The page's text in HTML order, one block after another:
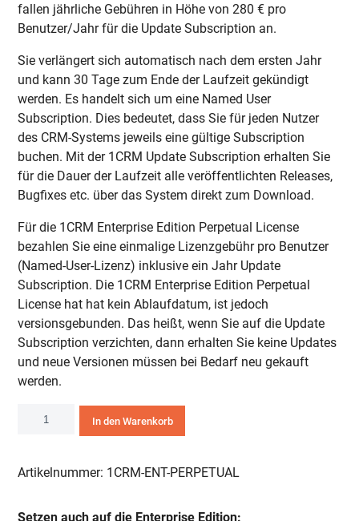
fallen jährliche Gebühren in Höhe von 280 € pro
Benutzer/Jahr für die Update Subscription an.
Sie verlängert sich automatisch nach dem ersten Jahr
und kann 30 Tage zum Ende der Laufzeit gekündigt
werden. Es handelt sich um eine Named User
Subscription. Dies bedeutet, dass Sie für jeden Nutzer
des CRM-Systems jeweils eine gültige Subscription
buchen. Mit der 1CRM Update Subscription erhalten Sie
für die Dauer der Laufzeit alle veröffentlichten Releases,
Bugfixes etc. über das System direkt zum Download.
Für die 1CRM Enterprise Edition Perpetual License
bezahlen Sie eine einmalige Lizenzgebühr pro Benutzer
(Named-User-Lizenz) inklusive ein Jahr Update
Subscription. Die 1CRM Enterprise Edition Perpetual
License hat hat kein Ablaufdatum, ist jedoch
versionsgebunden. Das heißt, wenn Sie auf die Update
Subscription verzichten, dann erhalten Sie keine Updates
und neue Versionen müssen bei Bedarf neu gekauft
werden.
1CRM
Perpetual
Menge
In den Warenkorb
Artikelnummer: 1CRM-ENT-PERPETUAL
Setzen auch auf die Enterprise Edition: